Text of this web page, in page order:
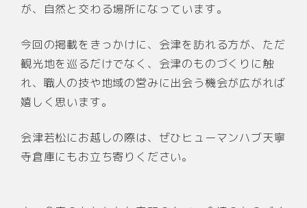
が、自然と交わる場所になっています。
今回の掲載をきっかけに、会津を訪れる方が、ただ
観光地を巡るだけでなく、会津のものづくりに触
れ、職人の技や地域の営みに出会う機会が広がれば
嬉しく思います。
会津若松にお越しの際は、ぜひヒューマンハブ天寧
寺倉庫にもお立ち寄りください。